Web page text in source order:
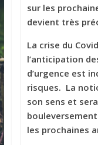
sur les
devient très
La crise du
l’anticipation
d’urgence est
risques. La
son sens et
les prochaines